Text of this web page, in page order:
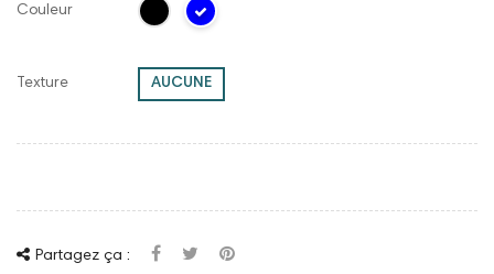
Couleur
Texture AUCUNE
Partagez ça :